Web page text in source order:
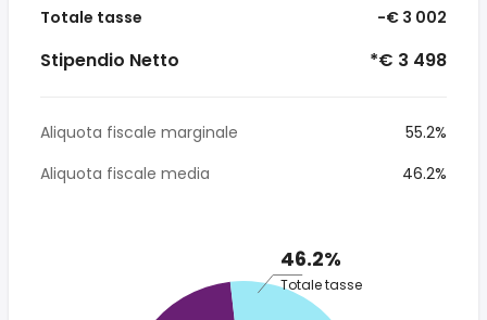
Totale tasse -€ 3 002
Stipendio Netto *€ 3 498
Aliquota fiscale marginale
55.2%
Aliquota fiscale media
46.2%
46.2%
Totale tasse